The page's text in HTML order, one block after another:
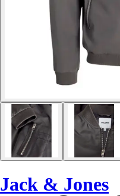
Jack & Jones